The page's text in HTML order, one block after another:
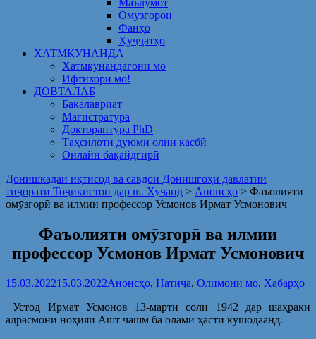
Маълумот
Омузгорон
Фанҳо
Ҳуҷҷатҳо
ХАТМКУНАНДА
Хатмкунандагони мо
Ифтихори мо!
ДОВТАЛАБ
Бакалавриат
Магистратура
Докторантура PhD
Таҳсилоти дуюми олии касбӣ
Онлайн бақайдгирӣ
Донишкадаи иқтисод ва савдои Донишгоҳи давлатии
тиҷорати Тоҷикистон дар ш. Хуҷанд > Анонсҳо > Фаъолияти
омӯзгорӣ ва илмии профессор Усмонов Ирмат Усмонович
Фаъолияти омӯзгорӣ ва илмии
профессор Усмонов Ирмат Усмонович
15.03.202215.03.2022Анонсҳо, Натиҷа, Олимони мо, Хабарҳо
Устод Ирмат Усмонов 13-марти соли 1942 дар шаҳраки
адрасмони ноҳияи Ашт чашм ба олами ҳасти кушодаанд.